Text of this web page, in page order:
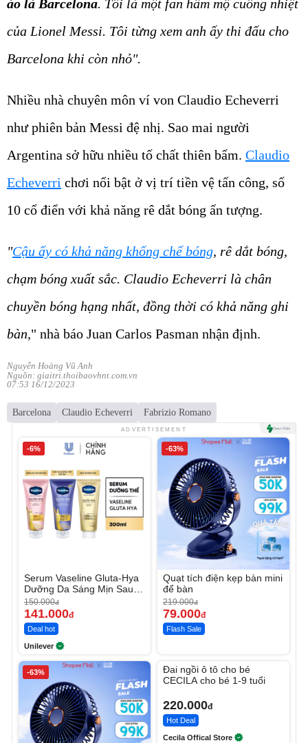
áo là Barcelona. Tôi là một fan hâm mộ cuồng nhiệt
của Lionel Messi. Tôi từng xem anh ấy thi đấu cho
Barcelona khi còn nhỏ".
Nhiều nhà chuyên môn ví von Claudio Echeverri
như phiên bản Messi đệ nhị. Sao mai người
Argentina sở hữu nhiều tố chất thiên bẩm. Claudio
Echeverri chơi nổi bật ở vị trí tiền vệ tấn công, số
10 cổ điển với khả năng rê dắt bóng ấn tượng.
"Cậu ấy có khả năng khống chế bóng, rê dắt bóng,
chạm bóng xuất sắc. Claudio Echeverri là chân
chuyền bóng hạng nhất, đồng thời có khả năng ghi
bàn," nhà báo Juan Carlos Pasman nhận định.
Nguyễn Hoàng Vũ Anh
Nguồn: giaitri.thoibaovhnt.com.vn
07:53 16/12/2023
Barcelona Claudio Echeverri Fabrizio Romano
ADVERTISEMENT
-6%
Serum Vaseline Gluta-Hya
Dưỡng Da Sáng Mịn Sau 7
Ngày
150.000đ
141.000đ
Deal hot
Unilever
-63%
Quạt tích điện kẹp bàn mini
để bàn
219.000đ
79.000đ
Flash Sale
-63%
Đai ngồi ô tô cho bé
CECILA cho bé 1-9 tuổi
220.000đ
Hot Deal
Cecila Offical Store